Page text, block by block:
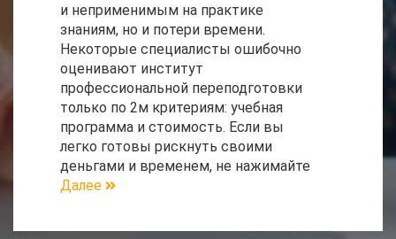
и неприменимым на практике
знаниям, но и потери времени.
Некоторые специалисты ошибочно
оценивают институт
профессиональной переподготовки
только по 2м критериям: учебная
программа и стоимость. Если вы
легко готовы рискнуть своими
деньгами и временем, не нажимайте
Далее